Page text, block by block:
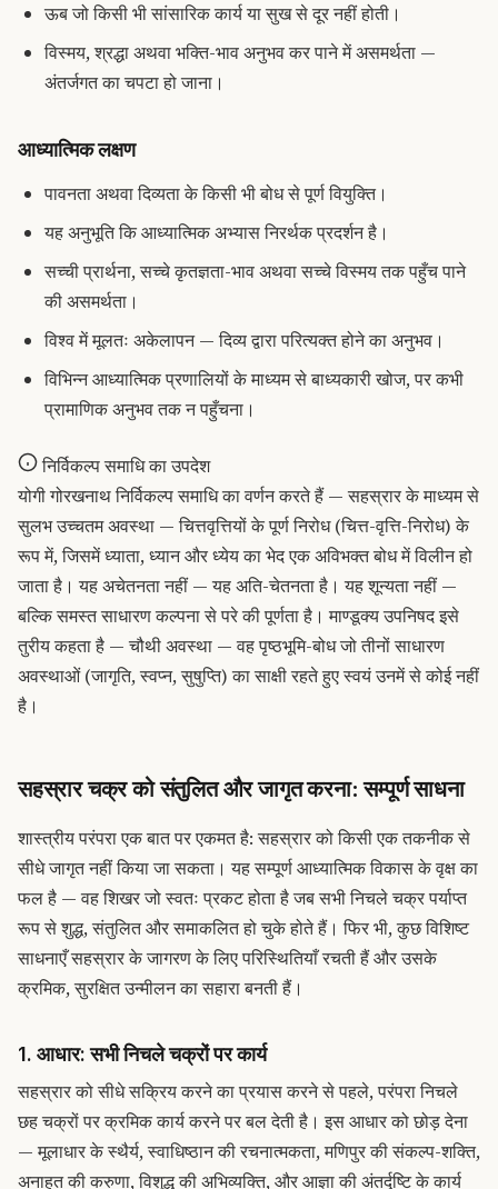
ऊब जो किसी भी सांसारिक कार्य या सुख से दूर नहीं होती।
विस्मय, श्रद्धा अथवा भक्ति-भाव अनुभव कर पाने में असमर्थता —
अंतर्जगत का चपटा हो जाना।
आध्यात्मिक लक्षण
पावनता अथवा दिव्यता के किसी भी बोध से पूर्ण वियुक्ति।
यह अनुभूति कि आध्यात्मिक अभ्यास निरर्थक प्रदर्शन है।
सच्ची प्रार्थना, सच्चे कृतज्ञता-भाव अथवा सच्चे विस्मय तक पहुँच पाने
की असमर्थता।
विश्व में मूलतः अकेलापन — दिव्य द्वारा परित्यक्त होने का अनुभव।
विभिन्न आध्यात्मिक प्रणालियों के माध्यम से बाध्यकारी खोज, पर कभी
प्रामाणिक अनुभव तक न पहुँचना।
निर्विकल्प समाधि का उपदेश
योगी गोरखनाथ निर्विकल्प समाधि का वर्णन करते हैं — सहस्रार के माध्यम से
सुलभ उच्चतम अवस्था — चित्तवृत्तियों के पूर्ण निरोध (चित्त-वृत्ति-निरोध) के
रूप में, जिसमें ध्याता, ध्यान और ध्येय का भेद एक अविभक्त बोध में विलीन हो
जाता है। यह अचेतनता नहीं — यह अति-चेतनता है। यह शून्यता नहीं —
बल्कि समस्त साधारण कल्पना से परे की पूर्णता है। माण्डूक्य उपनिषद इसे
तुरीय कहता है — चौथी अवस्था — वह पृष्ठभूमि-बोध जो तीनों साधारण
अवस्थाओं (जागृति, स्वप्न, सुषुप्ति) का साक्षी रहते हुए स्वयं उनमें से कोई नहीं
है।
सहस्रार चक्र को संतुलित और जागृत करना: सम्पूर्ण साधना
शास्त्रीय परंपरा एक बात पर एकमत है: सहस्रार को किसी एक तकनीक से
सीधे जागृत नहीं किया जा सकता। यह सम्पूर्ण आध्यात्मिक विकास के वृक्ष का
फल है — वह शिखर जो स्वतः प्रकट होता है जब सभी निचले चक्र पर्याप्त
रूप से शुद्ध, संतुलित और समाकलित हो चुके होते हैं। फिर भी, कुछ विशिष्ट
साधनाएँ सहस्रार के जागरण के लिए परिस्थितियाँ रचती हैं और उसके
क्रमिक, सुरक्षित उन्मीलन का सहारा बनती हैं।
1. आधार: सभी निचले चक्रों पर कार्य
सहस्रार को सीधे सक्रिय करने का प्रयास करने से पहले, परंपरा निचले
छह चक्रों पर क्रमिक कार्य करने पर बल देती है। इस आधार को छोड़ देना
— मूलाधार के स्थैर्य, स्वाधिष्ठान की रचनात्मकता, मणिपुर की संकल्प-शक्ति,
अनाहत की करुणा, विशुद्ध की अभिव्यक्ति, और आज्ञा की अंतर्दृष्टि के कार्य